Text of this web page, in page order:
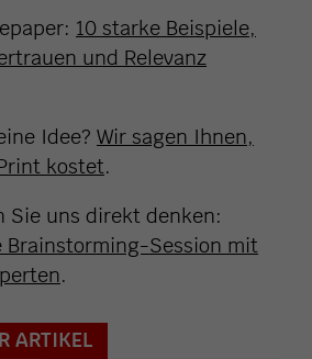
10 starke Beispiele,
und Relevanz
Idee? Wir sagen Ihnen,
kostet.
Sie uns direkt denken:
Brainstorming-Session mit
.
ARTIKEL